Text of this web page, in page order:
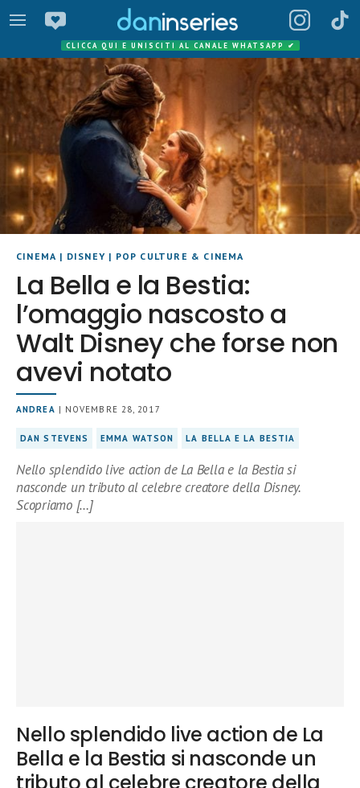
CLICCA QUI E UNISCITI AL CANALE WHATSAPP ✔
CINEMA | DISNEY | POP CULTURE & CINEMA
La Bella e la Bestia:
l’omaggio nascosto a
Walt Disney che forse non
avevi notato
ANDREA | NOVEMBRE 28, 2017
DAN STEVENS EMMA WATSON LA BELLA E LA BESTIA
Nello splendido live action de La Bella e la Bestia si
nasconde un tributo al celebre creatore della Disney.
Scopriamo […]
Nello splendido live action de La
Bella e la Bestia si nasconde un
tributo al celebre creatore della